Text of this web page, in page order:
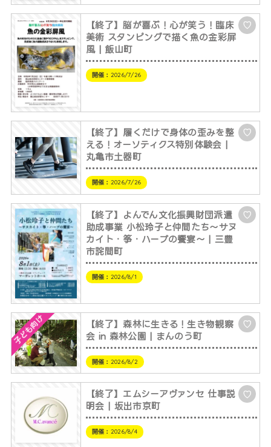
【終了】脳が喜ぶ！心が笑う！臨床
美術 スタンピングで描く魚の金彩屏
風 | 飯山町
♡
開催： 2026/7/26
【終了】履くだけで身体の歪みを整
える！オーソティクス特別体験会 |
丸亀市土器町
♡
開催： 2026/7/26
【終了】よんでん文化振興財団派遣
助成事業 小松玲子と仲間たち～サヌ
カイト・筝・ハープの饗宴～ | 三豊
市詫間町
♡
開催： 2026/8/1
子ども向け
【終了】森林に生きる！生き物観察
会 in 森林公園 | まんのう町
♡
開催： 2026/8/2
【終了】エムシーアヴァンセ 仕事説
明会 | 坂出市京町
♡
開催： 2026/8/4